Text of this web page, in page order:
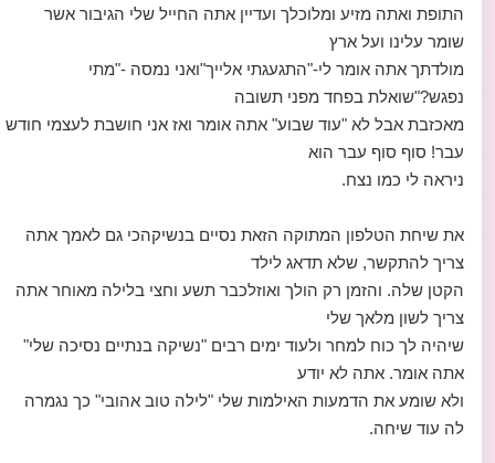
התופת ואתה מזיע ומלוכלך ועדיין אתה החייל שלי הגיבור אשר
שומר עלינו ועל ארץ
מולדתך אתה אומר לי-"התגעגתי אלייך"ואני נמסה -"מתי
נפגש?"שואלת בפחד מפני תשובה
מאכזבת אבל לא "עוד שבוע" אתה אומר ואז אני חושבת לעצמי חודש
עבר! סוף סוף עבר הוא
ניראה לי כמו נצח.
את שיחת הטלפון המתוקה הזאת נסיים בנשיקהכי גם לאמך אתה
צריך להתקשר, שלא תדאג לילד
הקטן שלה. והזמן רק הולך ואוזלכבר תשע וחצי בלילה מאוחר אתה
צריך לשון מלאך שלי
שיהיה לך כוח למחר ולעוד ימים רבים "נשיקה בנתיים נסיכה שלי"
אתה אומר. אתה לא יודע
ולא שומע את הדמעות האילמות שלי "לילה טוב אהובי" כך נגמרה
לה עוד שיחה.